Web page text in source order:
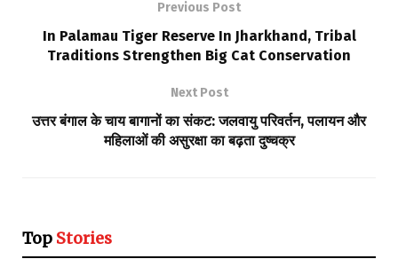
Previous Post
In Palamau Tiger Reserve In Jharkhand, Tribal
Traditions Strengthen Big Cat Conservation
Next Post
उत्तर बंगाल के चाय बागानों का संकट: जलवायु परिवर्तन, पलायन और
महिलाओं की असुरक्षा का बढ़ता दुष्चक्र
Top Stories